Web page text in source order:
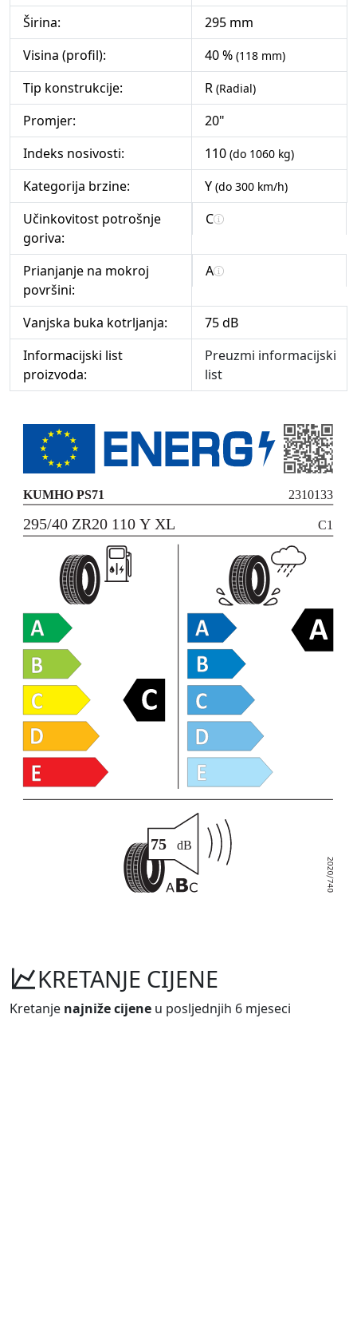
Širina:
295 mm
Visina (profil):
40 % (118 mm)
Tip konstrukcije: R (Radial)
Promjer:
20"
Indeks nosivosti:
110 (do 1060 kg)
Kategorija brzine: Y (do 300 km/h)
Učinkovitost potrošnje
goriva:
C
Prianjanje na mokroj
površini:
A
Vanjska buka kotrljanja:
75 dB
Informacijski list
proizvoda:
Preuzmi informacijski
list
KRETANJE CIJENE
Kretanje najniže cijene u posljednjih 6 mjeseci